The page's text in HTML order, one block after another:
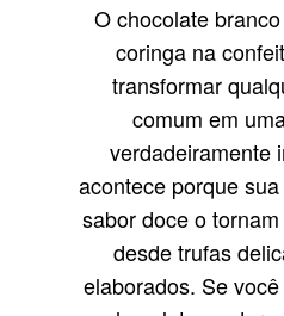
O chocolate
coringa na
transformar
comum em
verdadeiramente
acontece porque
sabor doce o
desde trufas
elaborados. Se